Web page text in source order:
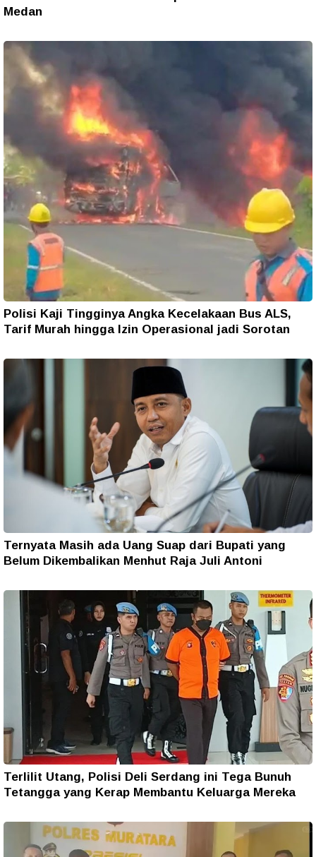
Medan
Polisi Kaji Tingginya Angka Kecelakaan Bus ALS,
Tarif Murah hingga Izin Operasional jadi Sorotan
Ternyata Masih ada Uang Suap dari Bupati yang
Belum Dikembalikan Menhut Raja Juli Antoni
Terlilit Utang, Polisi Deli Serdang ini Tega Bunuh
Tetangga yang Kerap Membantu Keluarga Mereka